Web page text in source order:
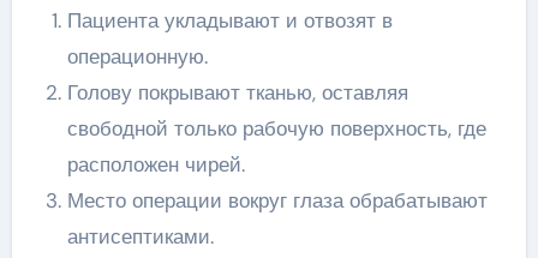
Пациента укладывают и отвозят в
операционную.
Голову покрывают тканью, оставляя
свободной только рабочую поверхность, где
расположен чирей.
Место операции вокруг глаза обрабатывают
антисептиками.